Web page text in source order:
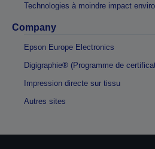
Technologies à moindre impact
Company
Epson Europe Electronics
Digigraphie® (Programme de
Impression directe sur tissu
Autres sites